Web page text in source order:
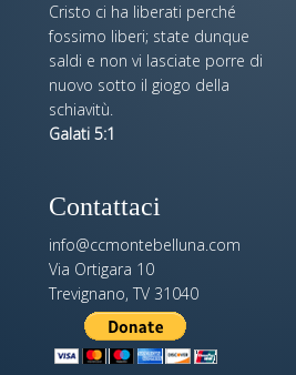
Cristo ci ha liberati perché
fossimo liberi; state dunque
saldi e non vi lasciate porre di
nuovo sotto il giogo della
schiavitù.
Galati 5:1
Contattaci
info@ccmontebelluna.com
Via Ortigara 10
Trevignano, TV 31040